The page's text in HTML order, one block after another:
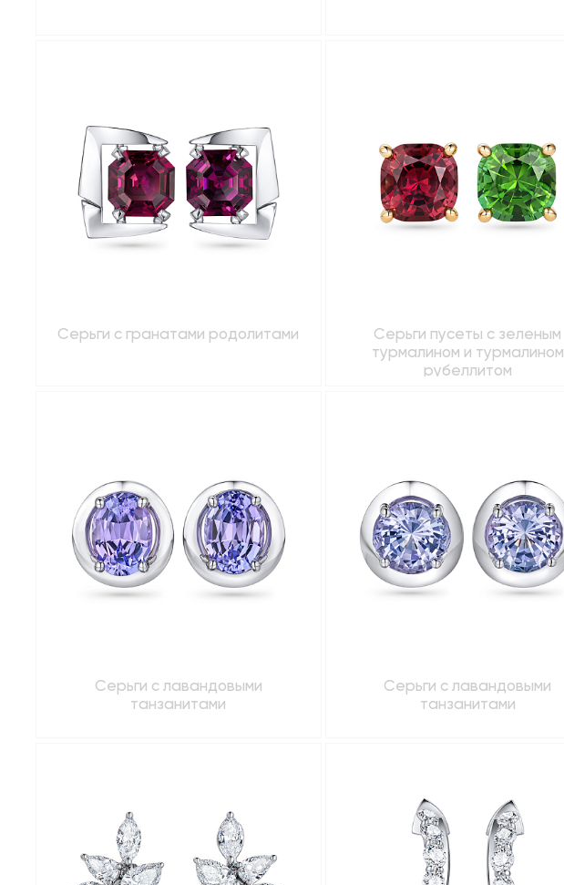
Серьги с гранатами родолитами
Серьги пусеты с зеленым
турмалином и турмалином
рубеллитом
Серьги с лавандовыми
танзанитами
Серьги с лавандовыми
танзанитами